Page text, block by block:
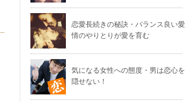
恋愛長続きの秘訣・バランス良い愛
情のやりとりが愛を育む
気になる女性への態度・男は恋心を
隠せない！